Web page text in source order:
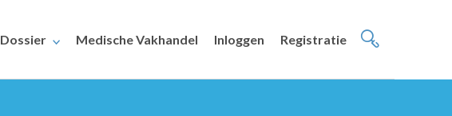
Dossier Medische Vakhandel Inloggen Registratie